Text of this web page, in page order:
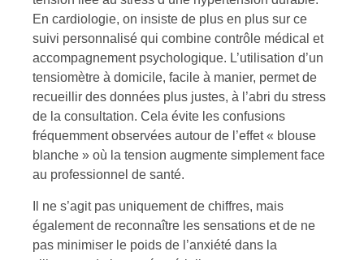
En cardiologie, on insiste de plus en plus sur ce
suivi personnalisé qui combine contrôle médical et
accompagnement psychologique. L’utilisation d’un
tensiomètre à domicile, facile à manier, permet de
recueillir des données plus justes, à l’abri du stress
de la consultation. Cela évite les confusions
fréquemment observées autour de l’effet « blouse
blanche » où la tension augmente simplement face
au professionnel de santé.
Il ne s’agit pas uniquement de chiffres, mais
également de reconnaître les sensations et de ne
pas minimiser le poids de l’anxiété dans la